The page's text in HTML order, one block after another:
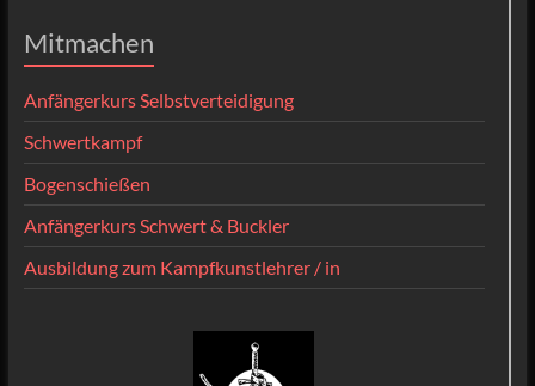
Mitmachen
Anfängerkurs Selbstverteidigung
Schwertkampf
Bogenschießen
Anfängerkurs Schwert & Buckler
Ausbildung zum Kampfkunstlehrer / in